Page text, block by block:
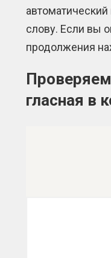
слову. Если вы
продолжения
гласная в